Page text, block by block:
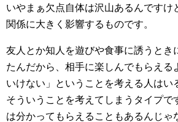
いやまぁ欠点自体は沢山あるんですけ
関係に大きく影響するものです。
友人とか知人を遊びや食事に誘うとき
たんだから、相手に楽しんでもらえる
いけない」ということを考える人はい
そういうことを考えてしまうタイプで
は分かってもらえることもあるんじゃ